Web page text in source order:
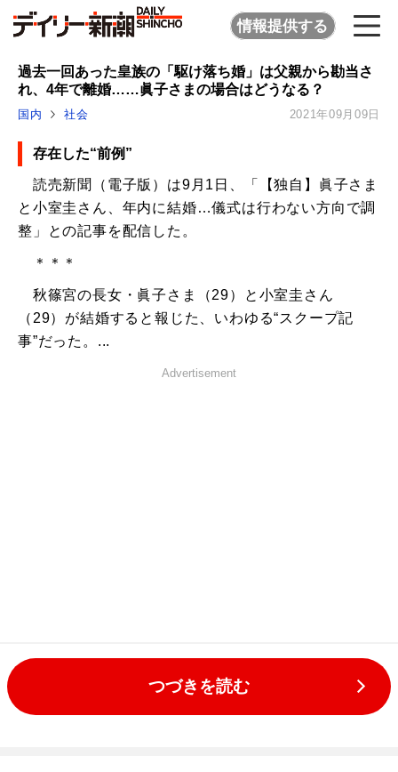
情報提供する
過去一回あった皇族の「駆け落ち婚」は父親から勘当さ
れ、4年で離婚……眞子さまの場合はどうなる？
国内 社会 2021年09月09日
存在した“前例”
読売新聞（電子版）は9月1日、「【独自】眞子さま
と小室圭さん、年内に結婚…儀式は行わない方向で調
整」との記事を配信した。
＊＊＊
秋篠宮の長女・眞子さま（29）と小室圭さん
（29）が結婚すると報じた、いわゆる“スクープ記
事”だった。...
Advertisement
つづきを読む